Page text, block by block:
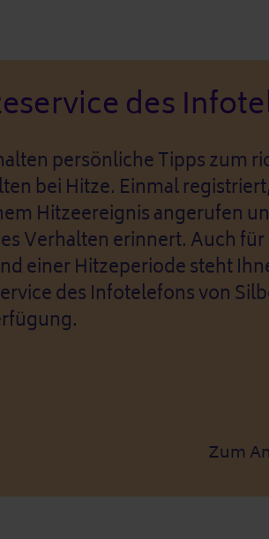
des
persönliche Tipps zum
bei Hitze. Einmal
Hitzeereignis angerufen
Verhalten erinnert. Auch
einer Hitzeperiode steht
des Infotelefons von
Zum